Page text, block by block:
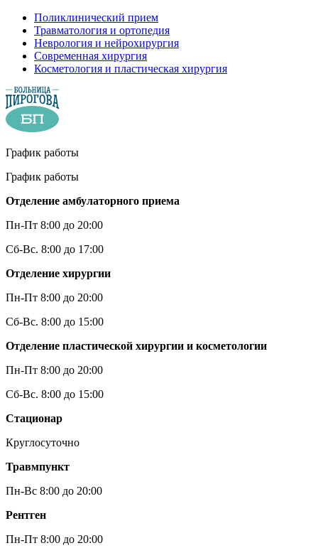
Поликлинический прием
Травматология и ортопедия
Неврология и нейрохирургия
Современная хирургия
Косметология и пластическая хирургия
График работы
График работы
Отделение амбулаторного приема
Пн-Пт 8:00 до 20:00
Сб-Вс. 8:00 до 17:00
Отделение хирургии
Пн-Пт 8:00 до 20:00
Сб-Вс. 8:00 до 15:00
Отделение пластической хирургии и косметологии
Пн-Пт 8:00 до 20:00
Сб-Вс. 8:00 до 15:00
Стационар
Круглосуточно
Травмпункт
Пн-Вс 8:00 до 20:00
Рентген
Пн-Пт 8:00 до 20:00